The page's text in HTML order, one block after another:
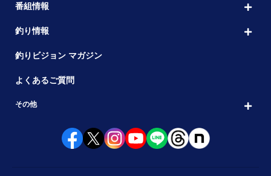
番組情報
釣り情報
釣りビジョン マガジン
よくあるご質問
その他